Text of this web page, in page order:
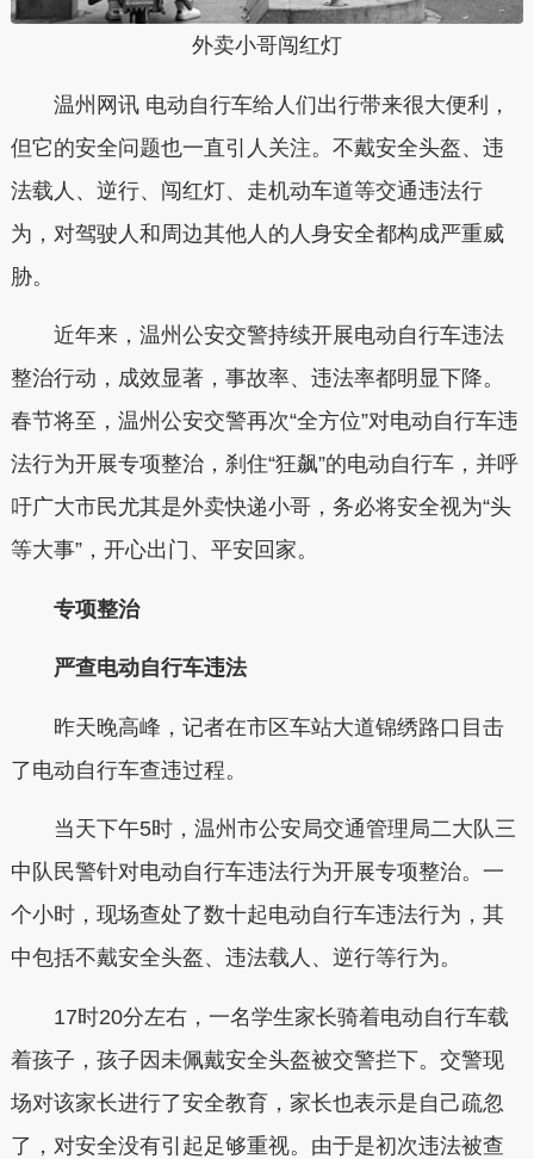
外卖小哥闯红灯
温州网讯 电动自行车给人们出行带来很大便利，
但它的安全问题也一直引人关注。不戴安全头盔、违
法载人、逆行、闯红灯、走机动车道等交通违法行
为，对驾驶人和周边其他人的人身安全都构成严重威
胁。
近年来，温州公安交警持续开展电动自行车违法
整治行动，成效显著，事故率、违法率都明显下降。
春节将至，温州公安交警再次“全方位”对电动自行车违
法行为开展专项整治，刹住“狂飙”的电动自行车，并呼
吁广大市民尤其是外卖快递小哥，务必将安全视为“头
等大事”，开心出门、平安回家。
专项整治
严查电动自行车违法
昨天晚高峰，记者在市区车站大道锦绣路口目击
了电动自行车查违过程。
当天下午5时，温州市公安局交通管理局二大队三
中队民警针对电动自行车违法行为开展专项整治。一
个小时，现场查处了数十起电动自行车违法行为，其
中包括不戴安全头盔、违法载人、逆行等行为。
17时20分左右，一名学生家长骑着电动自行车载
着孩子，孩子因未佩戴安全头盔被交警拦下。交警现
场对该家长进行了安全教育，家长也表示是自己疏忽
了，对安全没有引起足够重视。由于是初次违法被查